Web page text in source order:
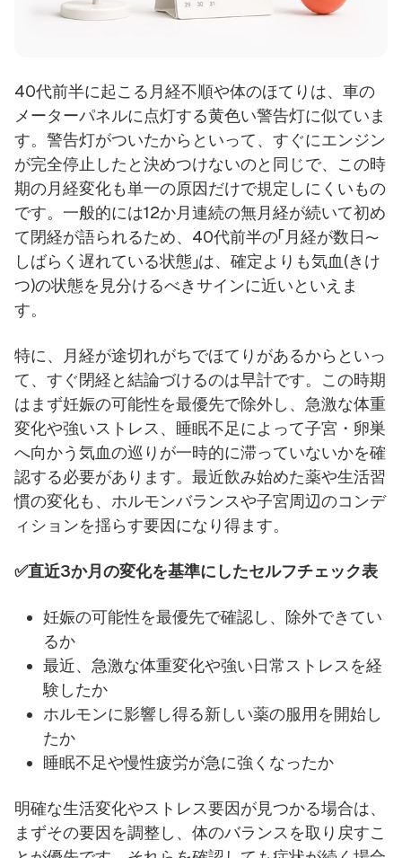
40代前半に起こる月経不順や体のほてりは、車の
メーターパネルに点灯する黄色い警告灯に似ていま
す。警告灯がついたからといって、すぐにエンジン
が完全停止したと決めつけないのと同じで、この時
期の月経変化も単一の原因だけで規定しにくいもの
です。一般的には12か月連続の無月経が続いて初め
て閉経が語られるため、40代前半の「月経が数日〜
しばらく遅れている状態」は、確定よりも気血(きけ
つ)の状態を見分けるべきサインに近いといえま
す。
特に、月経が途切れがちでほてりがあるからといっ
て、すぐ閉経と結論づけるのは早計です。この時期
はまず妊娠の可能性を最優先で除外し、急激な体重
変化や強いストレス、睡眠不足によって子宮・卵巣
へ向かう気血の巡りが一時的に滞っていないかを確
認する必要があります。最近飲み始めた薬や生活習
慣の変化も、ホルモンバランスや子宮周辺のコンデ
ィションを揺らす要因になり得ます。
✅直近3か月の変化を基準にしたセルフチェック表
妊娠の可能性を最優先で確認し、除外できてい
るか
最近、急激な体重変化や強い日常ストレスを経
験したか
ホルモンに影響し得る新しい薬の服用を開始し
たか
睡眠不足や慢性疲労が急に強くなったか
明確な生活変化やストレス要因が見つかる場合は、
まずその要因を調整し、体のバランスを取り戻すこ